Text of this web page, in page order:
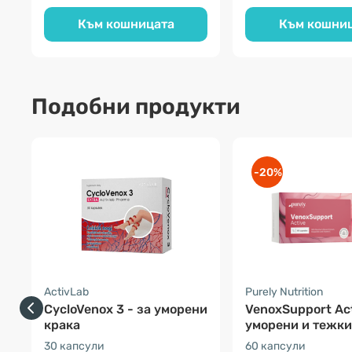
Към кошницата Към
Подобни продукти
ActivLab
CycloVenox 3 - за уморени
крака
30 капсули
-20%
Purely Nutrition
VenoxSupport
уморени и
60 капсули